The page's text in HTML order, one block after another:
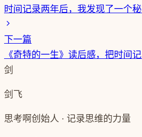
时间记录两年后，我发现了一个
下一篇
《奇特的一生》读后感，把时间
剑
剑飞
思考啊创始人 · 记录思维的力量